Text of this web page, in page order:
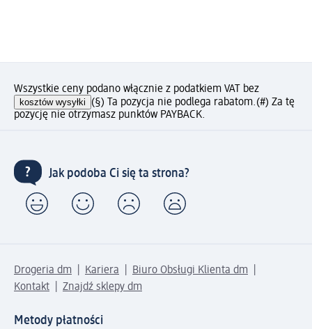
Wszystkie ceny podano włącznie z podatkiem VAT bez
kosztów wysyłki (§) Ta pozycja nie podlega rabatom.(#) Za tę
pozycję nie otrzymasz punktów PAYBACK.
Jak podoba Ci się ta strona?
Drogeria dm Kariera
Biuro Obsługi Klienta dm
Kontakt
Znajdź sklepy dm
Metody płatności